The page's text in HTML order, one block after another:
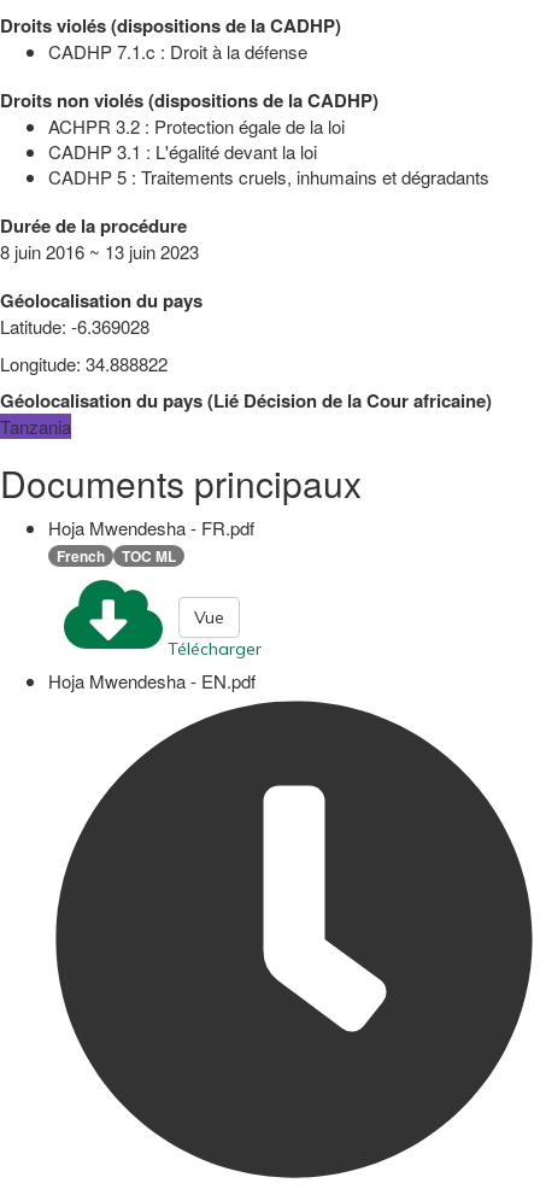
Droits violés (dispositions de la CADHP)
CADHP 7.1.c : Droit à la défense
Droits non violés (dispositions de la CADHP)
ACHPR 3.2 : Protection égale de la loi
CADHP 3.1 : L'égalité devant la loi
CADHP 5 : Traitements cruels, inhumains et dégradants
Durée de la procédure
8 juin 2016 ~ 13 juin 2023
Géolocalisation du pays
Latitude: -6.369028
Longitude: 34.888822
Géolocalisation du pays(Lié Décision de la Cour africaine)
Tanzania
Documents principaux
Hoja Mwendesha - FR.pdf
French TOC ML
Télécharger
Vue
Hoja Mwendesha - EN.pdf